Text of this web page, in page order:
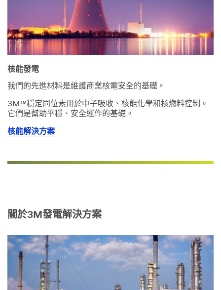
核能發電
我們的先進材料是維護商業核電安全的基礎。
3M™穩定同位素用於中子吸收、核能化學和核燃料控制。
它們是幫助平穩、安全運作的基礎。
核能解決方案
關於3M發電解決方案